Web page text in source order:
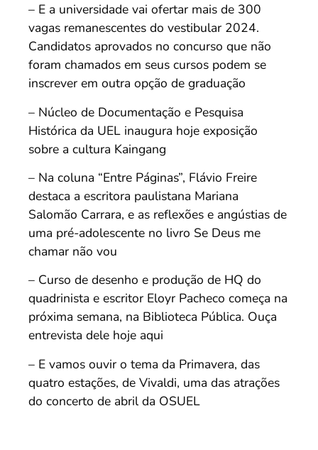
– E a universidade vai ofertar mais de 300
vagas remanescentes do vestibular 2024.
Candidatos aprovados no concurso que não
foram chamados em seus cursos podem se
inscrever em outra opção de graduação
– Núcleo de Documentação e Pesquisa
Histórica da UEL inaugura hoje exposição
sobre a cultura Kaingang
– Na coluna “Entre Páginas”, Flávio Freire
destaca a escritora paulistana Mariana
Salomão Carrara, e as reflexões e angústias de
uma pré-adolescente no livro Se Deus me
chamar não vou
– Curso de desenho e produção de HQ do
quadrinista e escritor Eloyr Pacheco começa na
próxima semana, na Biblioteca Pública. Ouça
entrevista dele hoje aqui
– E vamos ouvir o tema da Primavera, das
quatro estações, de Vivaldi, uma das atrações
do concerto de abril da OSUEL